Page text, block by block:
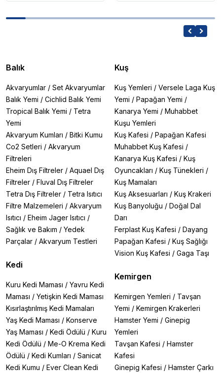
Balık
Akvaryumlar / Set Akvaryumlar
Balık Yemi / Cichlid Balık Yemi
Tropical Balık Yemi / Tetra
Yemi
Akvaryum Kumları / Bitki Kumu
Co2 Setleri / Akvaryum
Filtreleri
Eheim Dış Filtreler / Aquael Dış
Filtreler / Fluval Dış Filtreler
Tetra Dış Filtreler / Tetra Isıtıcı
Filtre Malzemeleri / Akvaryum
Isıtıcı / Eheim Jager Isıtıcı /
Sağlık ve Bakım / Yedek
Parçalar / Akvaryum Testleri
Kedi
Kuru Kedi Maması / Yavru Kedi
Maması / Yetişkin Kedi Maması
Kısırlaştırılmış Kedi Mamaları
Yaş Kedi Maması / Konserve
Yaş Maması / Kedi Ödülü / Kuru
Kedi Ödülü / Me-O Krema Kedi
Ödülü / Kedi Kumları / Sanicat
Kedi Kumu / Ever Clean Kedi
Kuş
Kuş Yemleri / Versele Laga Kuş
Yemi / Papağan Yemi /
Kanarya Yemi / Muhabbet
Kuşu Yemleri
Kuş Kafesi / Papağan Kafesi
Muhabbet Kuş Kafesi /
Kanarya Kuş Kafesi / Kuş
Oyuncakları / Kuş Tünekleri /
Kuş Mamaları
Kuş Aksesuarları / Kuş Krakeri
Kuş Banyoluğu / Doğal Dal
Darı
Ferplast Kuş Kafesi / Dayang
Papağan Kafesi / Kuş Sağlığı
Vision Kuş Kafesi / Gaga Taşı
Kemirgen
Kemirgen Yemleri / Tavşan
Yemi / Kemirgen Krakerleri
Hamster Yemi / Ginepig
Yemleri
Tavşan Kafesi / Hamster
Kafesi
Ginepig Kafesi / Hamster Çarkı